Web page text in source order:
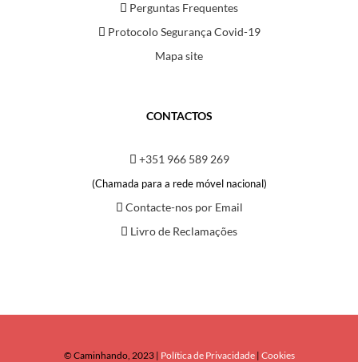
Perguntas Frequentes
Protocolo Segurança Covid-19
Mapa site
CONTACTOS
+351 966 589 269
(Chamada para a rede móvel nacional)
Contacte-nos por Email
Livro de Reclamações
© Caminhando, 2023 | Política de Privacidade| Cookies